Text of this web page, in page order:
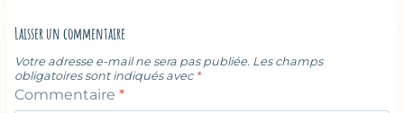
Laisser un commentaire
Votre adresse e-mail ne sera pas publiée. Les champs
obligatoires sont indiqués avec *
Commentaire *